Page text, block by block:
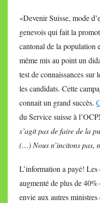
«Devenir Suisse, mode
genevois qui fait la
cantonal de la population
même mis au point un
test de connaissances sur
les candidats. Cette
connait un grand succès.
du Service suisse à
s’agit pas de faire de la
(…) Nous n’incitons pas,
L’information a payé!
augmenté de plus de
envie aux autres